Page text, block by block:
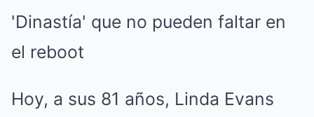
Hoy, a sus 81 años, Linda Evans